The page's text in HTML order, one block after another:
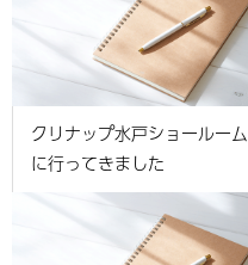
クリナップ水戸ショールーム
に行ってきました